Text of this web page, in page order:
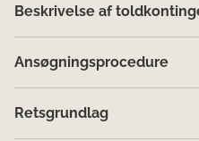
Beskrivelse af
Ansøgningsprocedure
Retsgrundlag